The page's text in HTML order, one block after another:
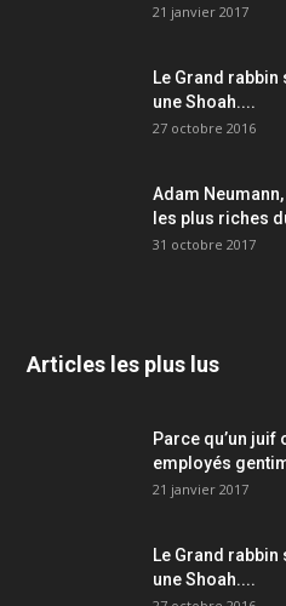
21 janvier 2017
Le Grand rabbin
une Shoah....
27 octobre 2016
Adam
les plus riches
31 octobre 2017
Articles les plus lus
Parce qu’un juif
employés
21 janvier 2017
Le Grand rabbin
une Shoah....